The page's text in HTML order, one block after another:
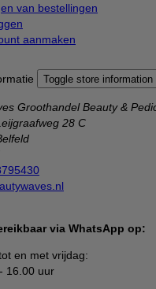
van bestellingen
aanmaken
Toggle store information
Groothandel Beauty &
28 C
via WhatsApp op:
en met vrijdag:
16.00 uur